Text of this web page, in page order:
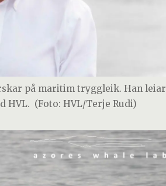
på maritim tryggleik. Han leiar
HVL. (Foto: HVL/Terje Rudi)